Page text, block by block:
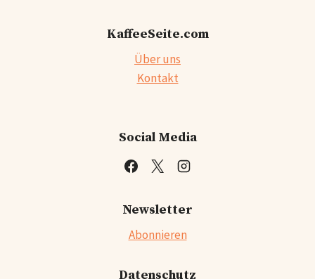
KaffeeSeite.com
Über uns
Kontakt
Social Media
Newsletter
Abonnieren
Datenschutz